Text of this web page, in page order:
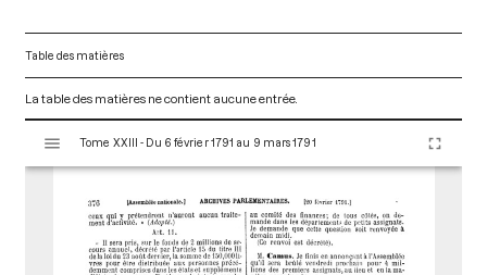
Table des matières
La table des matières ne contient aucune entrée.
s
Tome XXIII - Du 6 février 1791 au 9 mars 1791